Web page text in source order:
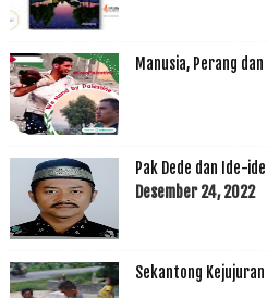
Manusia, Perang
Pak Dede dan Ide-
Desember 24, 2022
Sekantong